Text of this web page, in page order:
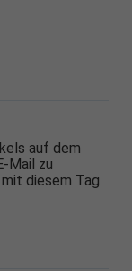
auf dem
Mail zu
diesem Tag